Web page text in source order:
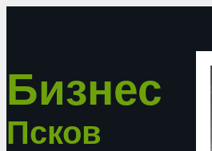
Бизнес
Псков